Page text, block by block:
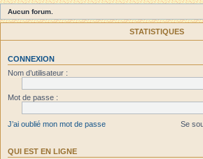
Aucun forum.
STATISTIQUES
CONNEXION
Nom d’utilisateur :
Mot de passe :
J’ai oublié mon mot de passe Se
QUI EST EN LIGNE